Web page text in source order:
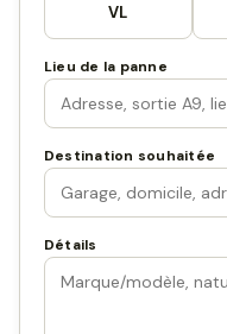
VL
Lieu de la panne
Destination souhaitée
Détails